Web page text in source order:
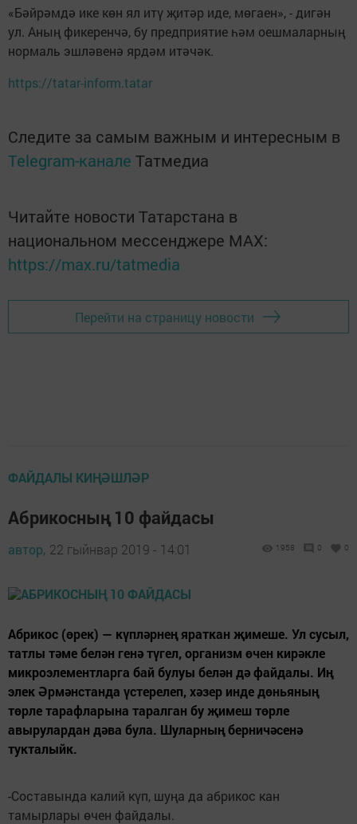
«Бәйрәмдә ике көн ял итү җитәр иде, мөгаен», - дигән
ул. Аның фикеренчә, бу предприятие һәм оешмаларның
нормаль эшләвенә ярдәм итәчәк.
https://tatar-inform.tatar
Следите за самым важным и интересным в
Telegram-канале Татмедиа
Читайте новости Татарстана в
национальном мессенджере MАХ:
https://max.ru/tatmedia
Перейти на страницу новости
ФАЙДАЛЫ КИҢӘШЛӘР
Абрикосның 10 файдасы
автор, 22 гыйнвар 2019 - 14:01 1958 0 0
Абрикос (өрек) — күпләрнең яраткан җимеше. Ул сусыл,
татлы тәме белән генә түгел, организм өчен кирәкле
микроэлементларга бай булуы белән дә файдалы. Иң
элек Әрмәнстанда үстерелеп, хәзер инде дөньяның
төрле тарафларына таралган бу җимеш төрле
авырулардан дәва була. Шуларның берничәсенә
тукталыйк.
-Составында калий күп, шуңа да абрикос кан
тамырлары өчен файдалы.